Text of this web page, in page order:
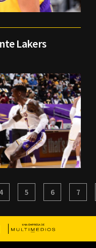
Lakers
4 5 6 7